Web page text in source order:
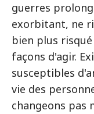
guerres
exorbitant, ne
bien plus
façons d'agir.
susceptibles
vie des
changeons pas